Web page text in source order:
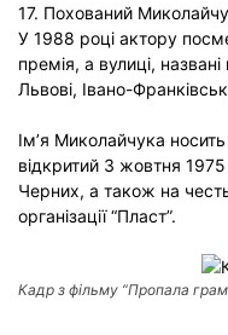
17. Похований
У 1988 році актору
премія, а вулиці,
Львові, Івано-
Ім’я Миколайчука
відкритий 3 жовтня
Черних, а також на
організації “Пласт”.
Кадр з фільму “Пропала